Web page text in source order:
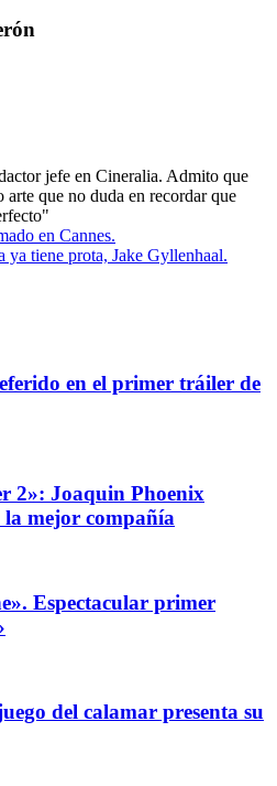
jefe en Cineralia. Admito que
que no duda en recordar que
en Cannes.
ya tiene prota, Jake Gyllenhaal.
en el primer tráiler de
2»: Joaquin Phoenix
mejor compañía
Espectacular primer
del calamar presenta su